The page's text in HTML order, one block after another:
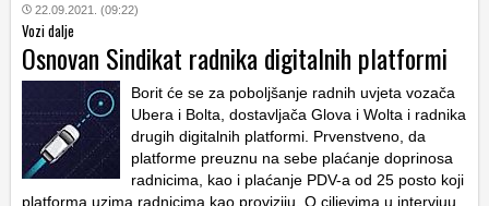
22.09.2021. (09:22)
Vozi dalje
Osnovan Sindikat radnika digitalnih platformi
Borit će se za poboljšanje radnih uvjeta vozača
Ubera i Bolta, dostavljača Glova i Wolta i radnika
drugih digitalnih platformi. Prvenstveno, da
platforme preuznu na sebe plaćanje doprinosa
radnicima, kao i plaćanje PDV-a od 25 posto koji
platforma uzima radnicima kao proviziju. O ciljevima u intervjuu